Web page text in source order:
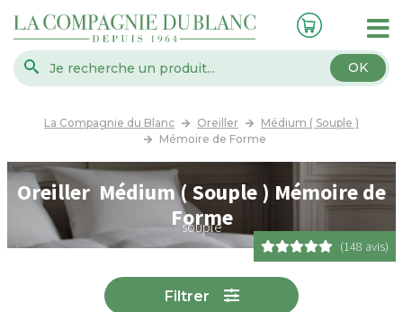
OK
La Compagnie du Blanc Oreiller
Médium ( Souple )
Mémoire de Forme
Oreiller Médium ( Souple ) Mémoire de
Forme
souple
(148 avis)
Filtrer